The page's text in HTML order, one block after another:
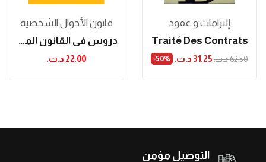
قانون الأحوال الشخصية
دروس في القانون المدني - المواريث والتبرعات:...
22.00 د.ت.‏
إلتزامات و عقود
Traité Des Contrats
62.50 د.ت.‏ 31.25 د.ت.‏ ‎-50%
التوصيل مؤمن